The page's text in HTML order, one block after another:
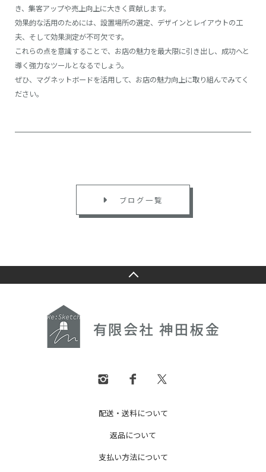
き、集客アップや売上向上に大きく貢献します。
効果的な活用のためには、設置場所の選定、デザインとレイアウトの工
夫、そして効果測定が不可欠です。
これらの点を意識することで、お店の魅力を最大限に引き出し、成功へと
導く強力なツールとなるでしょう。
ぜひ、マグネットボードを活用して、お店の魅力向上に取り組んでみてく
ださい。
ブログ一覧
配送・送料について
返品について
支払い方法について